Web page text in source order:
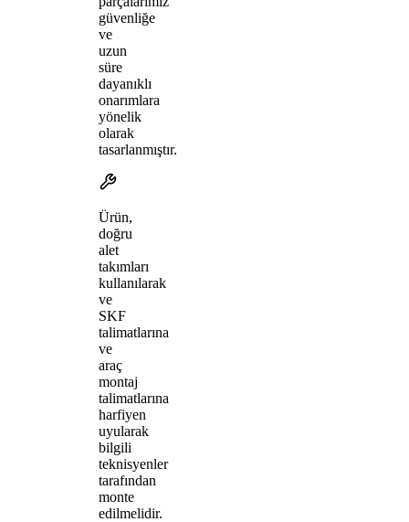
güvenliğe
ve
uzun
süre
dayanıklı
onarımlara
yönelik
olarak
tasarlanmıştır.
Ürün,
doğru
alet
takımları
kullanılarak
ve
SKF
talimatlarına
ve
araç
montaj
talimatlarına
harfiyen
uyularak
bilgili
teknisyenler
tarafından
monte
edilmelidir.